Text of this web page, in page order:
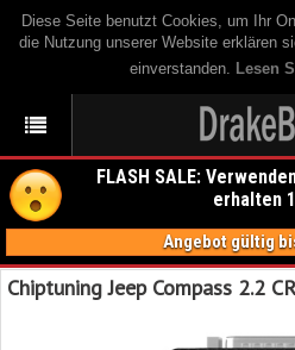
Diese Seite benutzt Cookies, um Ihr
die Nutzung unserer Website erklären
einverstanden. Lesen
FLASH SALE:
erhalten
Angebot gültig
Chiptuning Jeep Compass 2.2